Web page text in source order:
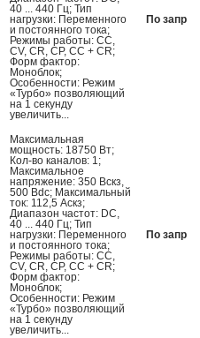
40 ... 440 Гц; Тип
нагрузки: Переменного
и постоянного тока;
Режимы работы: CC,
CV, CR, CP, CC + CR;
Форм фактор:
Моноблок;
Особенности: Режим
«Турбо» позволяющий
на 1 секунду
увеличить...
По
Максимальная
мощность: 18750 Вт;
Кол-во каналов: 1;
Максимальное
напряжение: 350 Вскз,
500 Вdc; Максимальный
ток: 112,5 Аскз;
Диапазон частот: DC,
40 ... 440 Гц; Тип
нагрузки: Переменного
и постоянного тока;
Режимы работы: CC,
CV, CR, CP, CC + CR;
Форм фактор:
Моноблок;
Особенности: Режим
«Турбо» позволяющий
на 1 секунду
увеличить...
По